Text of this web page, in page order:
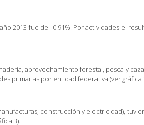
2013 fue de -0.91%. Por actividades el
aprovechamiento forestal, pesca y
primarias por entidad federativa (ver gráfica
construcción y electricidad),
3).